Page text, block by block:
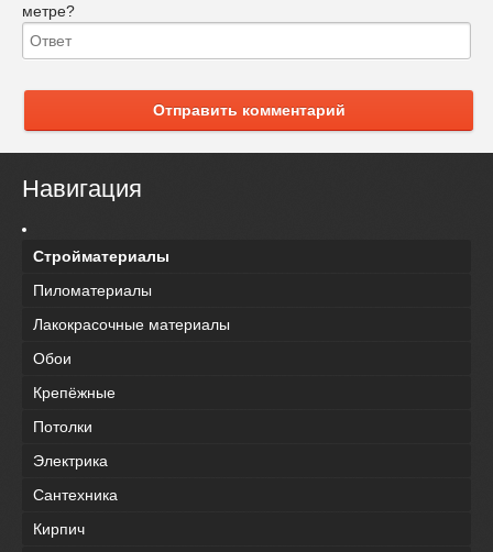
метре?
Отправить комментарий
Навигация
Стройматериалы
Пиломатериалы
Лакокрасочные материалы
Обои
Крепёжные
Потолки
Электрика
Сантехника
Кирпич